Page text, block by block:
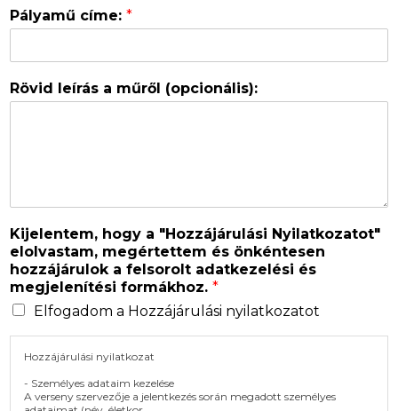
Pályamű címe: *
Rövid leírás a műről (opcionális):
Kijelentem, hogy a "Hozzájárulási Nyilatkozatot"
elolvastam, megértettem és önkéntesen
hozzájárulok a felsorolt adatkezelési és
megjelenítési formákhoz. *
Elfogadom a Hozzájárulási nyilatkozatot
Hozzájárulási nyilatkozat
- Személyes adataim kezelése
A verseny szervezője a jelentkezés során megadott személyes